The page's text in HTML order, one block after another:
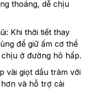
thoáng, dễ chịu
Khi thời tiết thay
để giữ ấm cơ thể
ở đường hô hấp.
vài giọt dầu tràm với
và hỗ trợ cải